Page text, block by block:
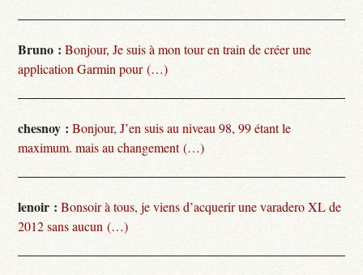
Bruno : Bonjour, Je suis à mon tour en train de créer une
application Garmin pour (…)
chesnoy : Bonjour, J’en suis au niveau 98, 99 étant le
maximum. mais au changement (…)
lenoir : Bonsoir à tous, je viens d’acquerir une varadero XL de
2012 sans aucun (…)